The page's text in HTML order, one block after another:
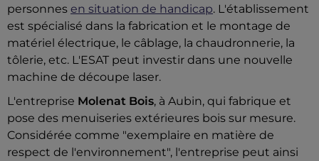
personnes en situation de handicap. L'établissement
est spécialisé dans la fabrication et le montage de
matériel électrique, le câblage, la chaudronnerie, la
tôlerie, etc. L'ESAT peut investir dans une nouvelle
machine de découpe laser.
L'entreprise Molenat Bois, à Aubin, qui fabrique et
pose des menuiseries extérieures bois sur mesure.
Considérée comme "exemplaire en matière de
respect de l'environnement", l'entreprise peut ainsi